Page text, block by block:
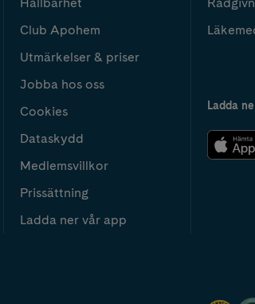
Club Apohem
Utmärkelser & priser
Jobba hos oss
Cookies
Dataskydd
Medlemsvillkor
Prissättning
Ladda ner vår app
Ladda